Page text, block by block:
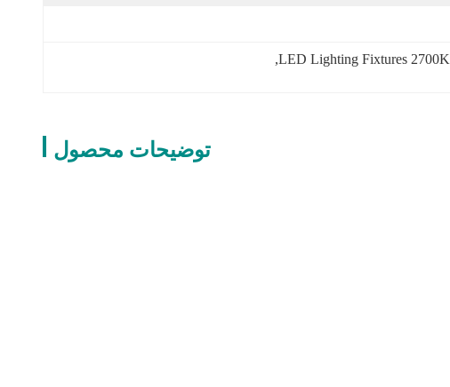
LED Lighting Fixtures 2700K
,
توضیحات محصول